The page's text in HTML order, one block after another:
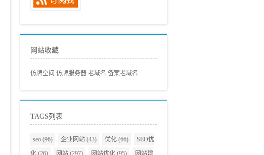
国外搜索引擎(46)
网站收藏
仿牌空间 仿牌服务器 老域名 备案老域名
TAGS列表
seo (96) 企业网站 (43) 优化 (66)
SEO优
化 (26) 网站 (297) 网站优化 (95)
网站建